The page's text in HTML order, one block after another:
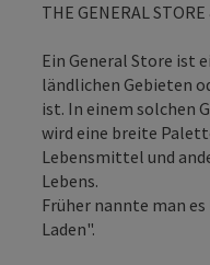
THE GENERAL
Ein General Store ist
ländlichen Gebieten
ist. In einem solchen
wird eine breite
Lebensmittel und
Lebens.
Früher nannte man
Laden".